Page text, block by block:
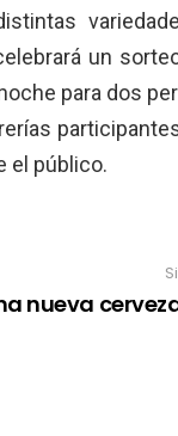
un
para dos
el público.
nueva